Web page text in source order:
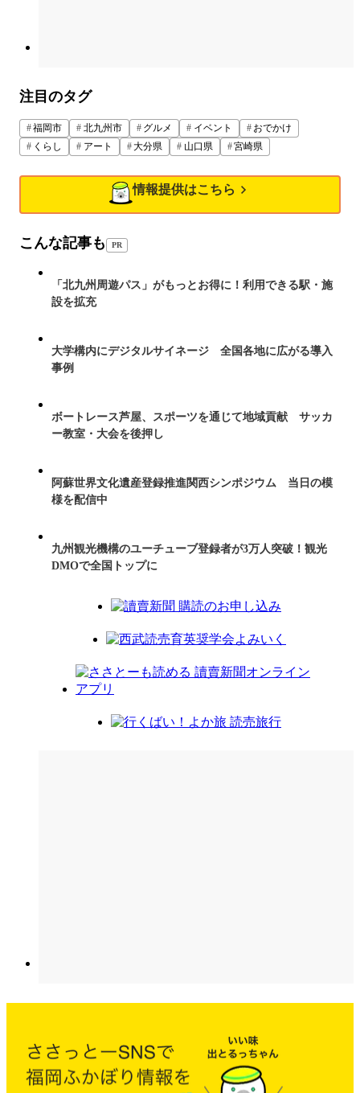
注目のタグ
福岡市 北九州市 グルメ イベント
おでかけ
くらし
アート 大分県 山口県 宮崎県
情報提供はこちら
こんな記事も PR
「北九州周遊パス」がもっとお得に！利用できる駅・施
設を拡充
大学構内にデジタルサイネージ 全国各地に広がる導入
事例
ボートレース芦屋、スポーツを通じて地域貢献 サッカ
ー教室・大会を後押し
阿蘇世界文化遺産登録推進関西シンポジウム 当日の模
様を配信中
九州観光機構のユーチューブ登録者が3万人突破！観光
DMOで全国トップに